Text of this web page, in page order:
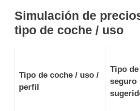
Simulación de
tipo de coche / uso
Tipo de coche / uso /
perfil
Tipo de
seguro